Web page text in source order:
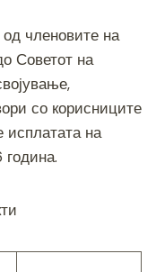
членовите на
Советот на
со корисниците
исплатата на